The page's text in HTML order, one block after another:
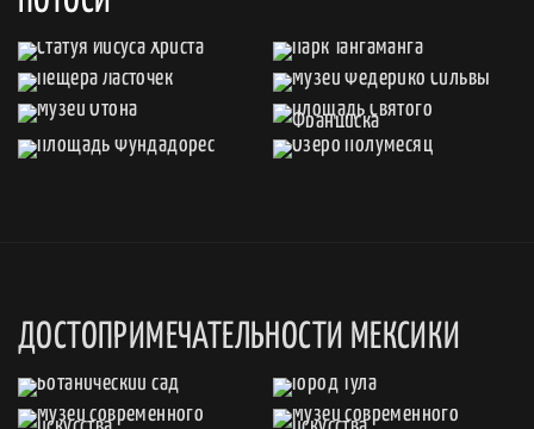
ДОСТОПРИМЕЧАТЕЛЬНОСТИ МЕКСИКИ